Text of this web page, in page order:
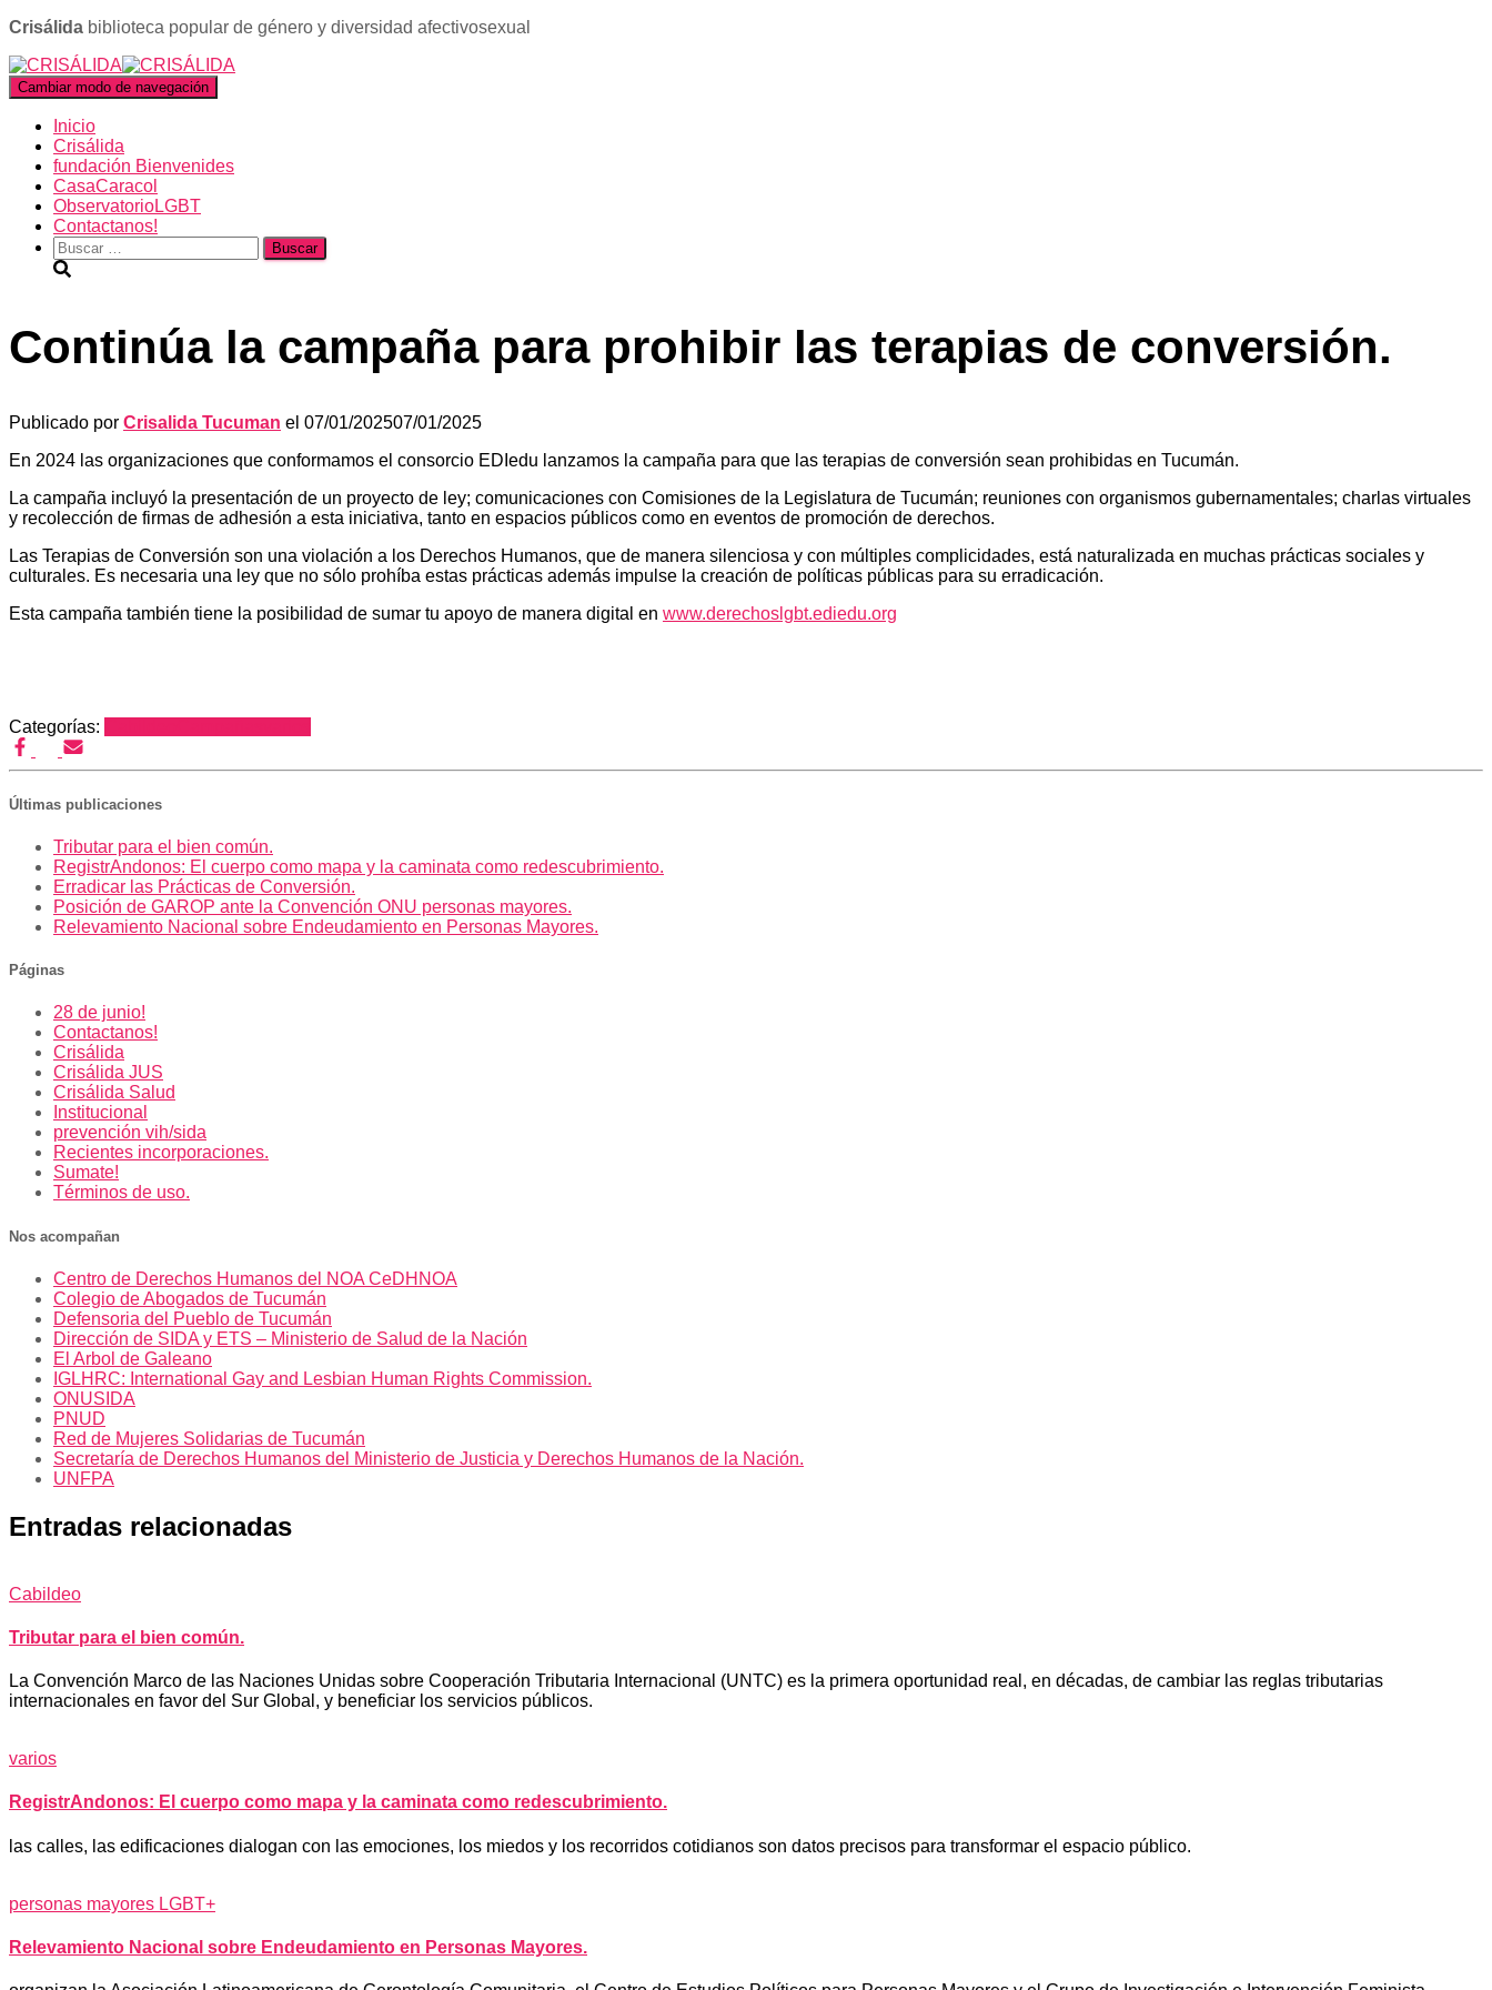
Crisálida biblioteca popular de género y diversidad afectivosexual
Cambiar modo de navegación
Inicio
Crisálida
fundación Bienvenides
CasaCaracol
ObservatorioLGBT
Contactanos!
Buscar:
Continúa la campaña para prohibir las terapias de conversión.
Publicado por Crisalida Tucuman el 07/01/202507/01/2025
En 2024 las organizaciones que conformamos el consorcio EDIedu lanzamos la campaña para que las terapias de conversión sean prohibidas en Tucumán.
La campaña incluyó la presentación de un proyecto de ley; comunicaciones con Comisiones de la Legislatura de Tucumán; reuniones con organismos gubernamentales; charlas virtuales
y recolección de firmas de adhesión a esta iniciativa, tanto en espacios públicos como en eventos de promoción de derechos.
Las Terapias de Conversión son una violación a los Derechos Humanos, que de manera silenciosa y con múltiples complicidades, está naturalizada en muchas prácticas sociales y
culturales. Es necesaria una ley que no sólo prohíba estas prácticas además impulse la creación de políticas públicas para su erradicación.
Esta campaña también tiene la posibilidad de sumar tu apoyo de manera digital en www.derechoslgbt.ediedu.org
Categorías:
Últimas publicaciones
Tributar para el bien común.
RegistrAndonos: El cuerpo como mapa y la caminata como redescubrimiento.
Erradicar las Prácticas de Conversión.
Posición de GAROP ante la Convención ONU personas mayores.
Relevamiento Nacional sobre Endeudamiento en Personas Mayores.
Páginas
28 de junio!
Contactanos!
Crisálida
Crisálida JUS
Crisálida Salud
Institucional
prevención vih/sida
Recientes incorporaciones.
Sumate!
Términos de uso.
Nos acompañan
Centro de Derechos Humanos del NOA CeDHNOA
Colegio de Abogados de Tucumán
Defensoria del Pueblo de Tucumán
Dirección de SIDA y ETS – Ministerio de Salud de la Nación
El Arbol de Galeano
IGLHRC: International Gay and Lesbian Human Rights Commission.
ONUSIDA
PNUD
Red de Mujeres Solidarias de Tucumán
Secretaría de Derechos Humanos del Ministerio de Justicia y Derechos Humanos de la Nación.
UNFPA
Entradas relacionadas
Cabildeo
Tributar para el bien común.
La Convención Marco de las Naciones Unidas sobre Cooperación Tributaria Internacional (UNTC) es la primera oportunidad real, en décadas, de cambiar las reglas tributarias
internacionales en favor del Sur Global, y beneficiar los servicios públicos.
varios
RegistrAndonos: El cuerpo como mapa y la caminata como redescubrimiento.
las calles, las edificaciones dialogan con las emociones, los miedos y los recorridos cotidianos son datos precisos para transformar el espacio público.
personas mayores LGBT+
Relevamiento Nacional sobre Endeudamiento en Personas Mayores.